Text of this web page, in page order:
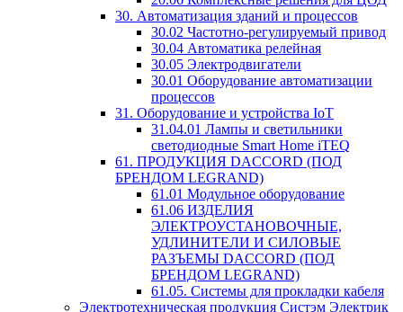
30. Автоматизация зданий и процессов
30.02 Частотно-регулируемый привод
30.04 Автоматика релейная
30.05 Электродвигатели
30.01 Оборудование автоматизации
процессов
31. Оборудование и устройства IoT
31.04.01 Лампы и светильники
светодиодные Smart Home iTEQ
61. ПРОДУКЦИЯ DACCORD (ПОД
БРЕНДОМ LEGRAND)
61.01 Модульное оборудование
61.06 ИЗДЕЛИЯ
ЭЛЕКТРОУСТАНОВОЧНЫЕ,
УДЛИНИТЕЛИ И СИЛОВЫЕ
РАЗЪЕМЫ DACCORD (ПОД
БРЕНДОМ LEGRAND)
61.05. Системы для прокладки кабеля
Электротехническая продукция Систэм Электрик